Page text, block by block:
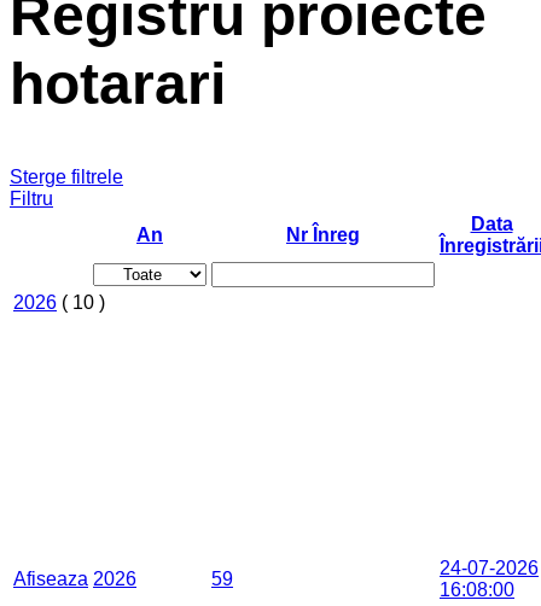
Registru proiecte
hotarari
Sterge filtrele
Filtru
An
Nr Înreg
Data
2026 ( 10 )
Afiseaza 2026 59
24-07-2026
16:08:00